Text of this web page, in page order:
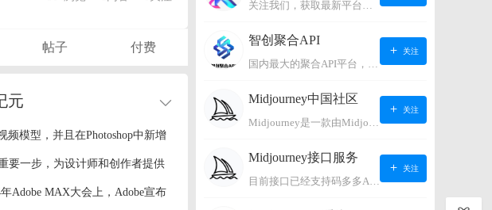
关注我们，获取最新平台动态。
智创聚合API
国内最大的聚合API平台，支持OpenAI、阿里、智谱、360、讯飞、百度等国内外大语言模型。https://s.lconai.com/
关注
Midjourney中国社区
Midjourney是一款由Midjourney有限公司开发的数字艺术工具软件，具有生成虚拟世界的强大能力，可根据用户输入的文字或语音在虚拟世界中生成对应场景，使用户能够探索和创造自己的数字艺术作品。
关注
Midjourney接口服务
目前接口已经支持码多多AI系统、小狐狸AI系统，如需其它接口请联系微信客服：lonconst
关注
帖子 付费
元
模型，并且在Photoshop中新增
要一步，为设计师和创作者提供
Adobe MAX大会上，Adobe宣布